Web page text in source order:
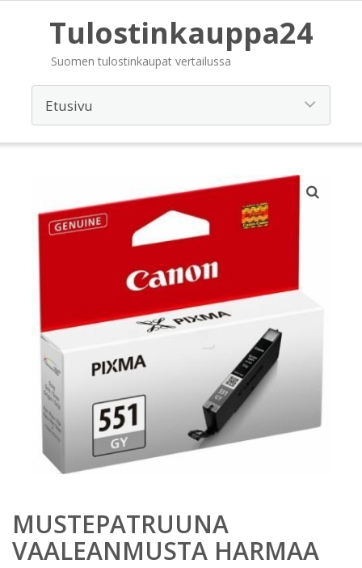
Tulostinkauppa24
Suomen tulostinkaupat vertailussa
MUSTEPATRUUNA
VAALEANMUSTA HARMAA